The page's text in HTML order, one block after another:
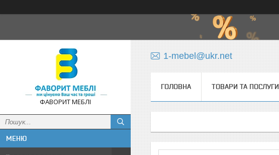
ФАВОРИТ МЕБЛІ
1-mebel@ukr.net
ГОЛОВНА ТОВАРИ ТА ПОСЛУГИ